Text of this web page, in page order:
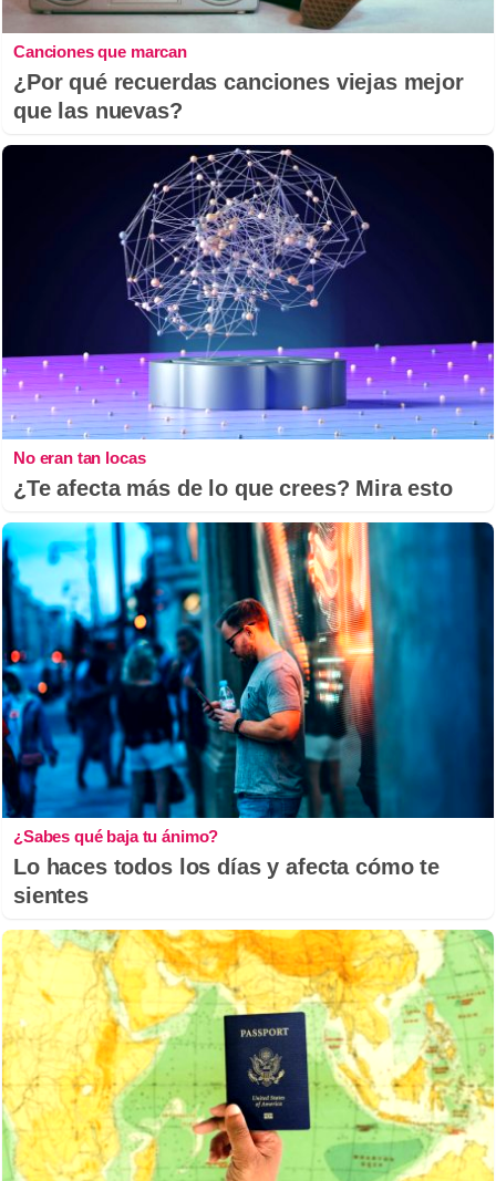
Canciones que marcan
¿Por qué recuerdas canciones viejas mejor
que las nuevas?
No eran tan locas
¿Te afecta más de lo que crees? Mira esto
¿Sabes qué baja tu ánimo?
Lo haces todos los días y afecta cómo te
sientes